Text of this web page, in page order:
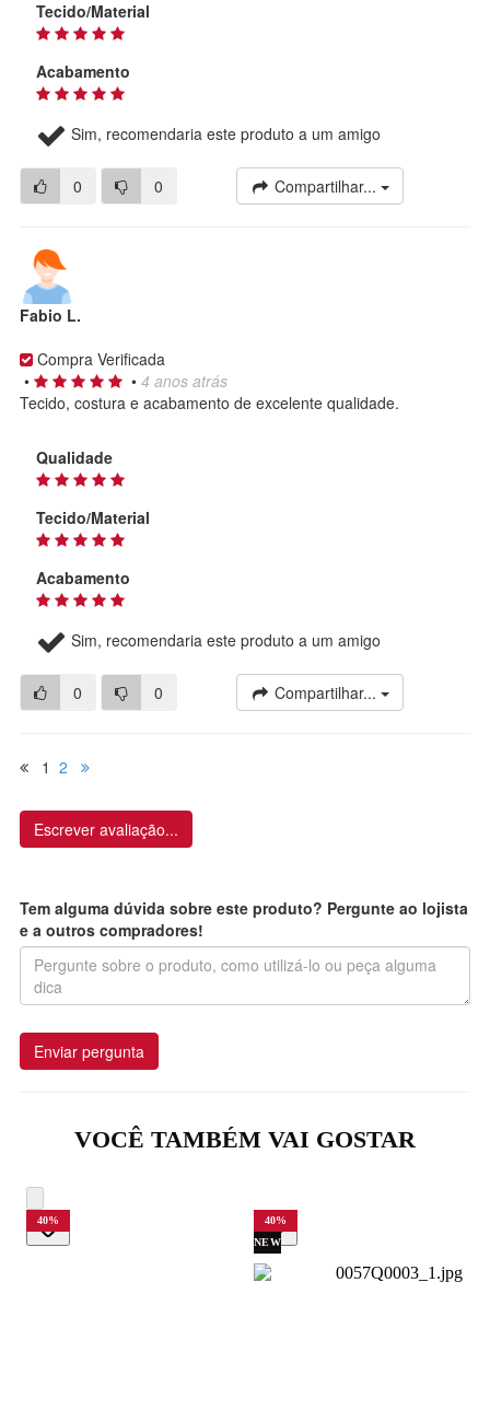
Tecido/Material
Acabamento
Sim, recomendaria este produto a um amigo
0 0 Compartilhar...
Fabio L.
Compra Verificada
•
• 4 anos atrás
Tecido, costura e acabamento de excelente qualidade.
Qualidade
Tecido/Material
Acabamento
Sim, recomendaria este produto a um amigo
0 0 Compartilhar...
1 2
Escrever avaliação...
Tem alguma dúvida sobre este produto? Pergunte ao lojista
e a outros compradores!
Enviar pergunta
VOCÊ TAMBÉM VAI GOSTAR
40% 40%
NEW